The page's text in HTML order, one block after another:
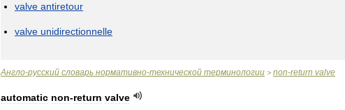
valve antiretour
valve unidirectionnelle
Англо-русский словарь нормативно-технической терминологии > non-return valve
automatic non-return valve